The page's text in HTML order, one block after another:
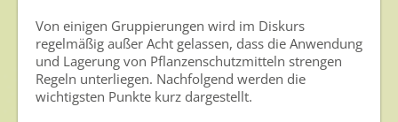
Von einigen Gruppierungen wird im Diskurs
regelmäßig außer Acht gelassen, dass die Anwendung
und Lagerung von Pflanzenschutzmitteln strengen
Regeln unterliegen. Nachfolgend werden die
wichtigsten Punkte kurz dargestellt.